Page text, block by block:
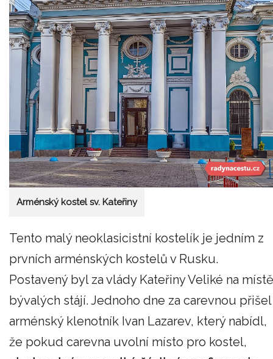
Arménský kostel sv. Kateřiny
Tento malý neoklasicistní kostelík je jedním z
prvních arménských kostelů v Rusku.
Postavený byl za vlády Kateřiny Veliké na místě
bývalých stájí. Jednoho dne za carevnou přišel
arménský klenotník Ivan Lazarev, který nabídl,
že pokud carevna uvolní místo pro kostel,